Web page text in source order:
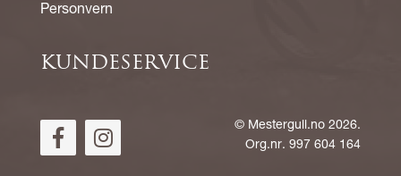
Personvern
KUNDESERVICE
© Mestergull.no 2026.
Org.nr. 997 604 164